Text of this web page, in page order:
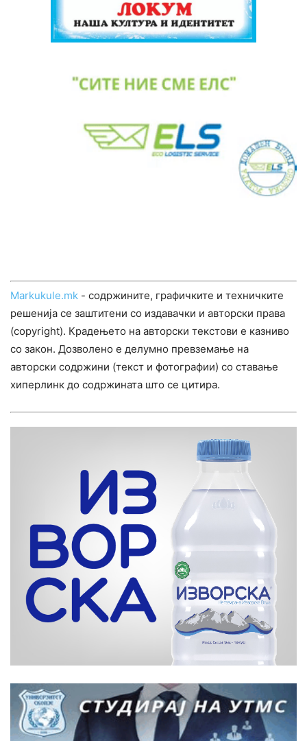
Markukule.mk - содржините, графичките и техничките
решенија се заштитени со издавачки и авторски права
(copyright). Крадењето на авторски текстови е казниво
со закон. Дозволено е делумно превземање на
авторски содржини (текст и фотографии) со ставање
хиперлинк до содржината што се цитира.